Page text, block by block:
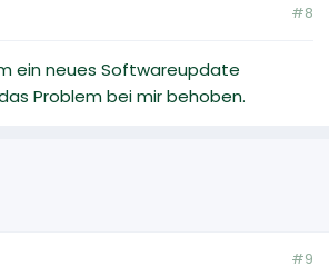
#8
ein neues Softwareupdate
Problem bei mir behoben.
#9